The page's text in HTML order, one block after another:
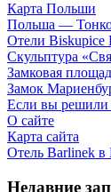
Карта Польши
Польша —
Отели Biskupice
Скульптура
Замковая
Замок
Если вы решили
О сайте
Карта сайта
Отель Barlinek в
Недавние